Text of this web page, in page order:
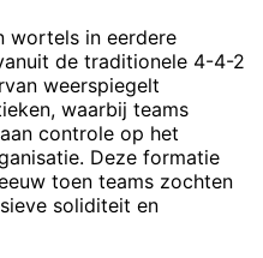
wortels in eerdere
de traditionele 4-4-2
weerspiegelt
waarbij teams
controle op het
Deze formatie
toen teams zochten
soliditeit en